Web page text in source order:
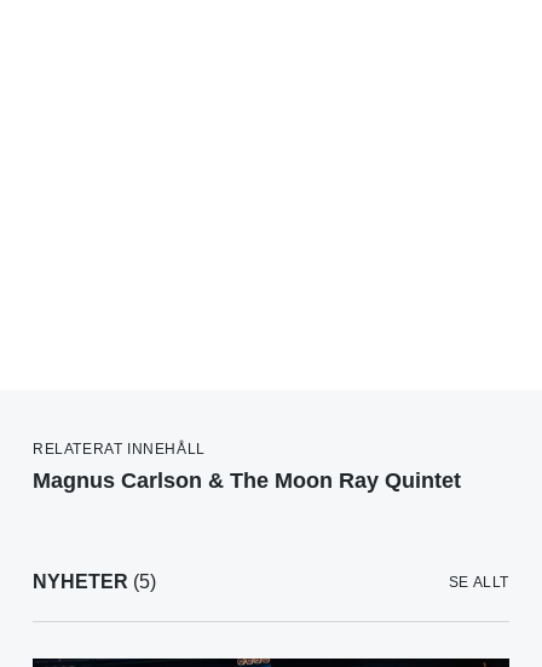
RELATERAT INNEHÅLL
Magnus Carlson & The Moon Ray Quintet
NYHETER (5) SE ALLT